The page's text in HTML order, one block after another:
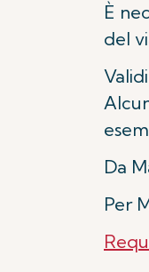
È
del
Da
Per